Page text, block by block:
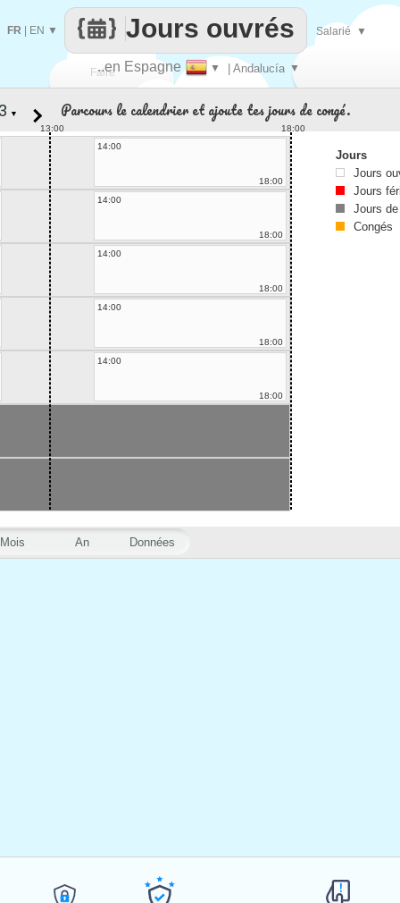
Faire
..en Espagne ▼ | Andalucía ▼
Jours ouvrés
FR EN ▼ Salarié ▼
Mois An Données
▼ Parcours le calendrier et ajoute tes jours de congé.
13:00
18:00
14:00
18:00
14:00
18:00
14:00
18:00
14:00
18:00
14:00
18:00
Jours
Jours
Jours
Jours
Congés